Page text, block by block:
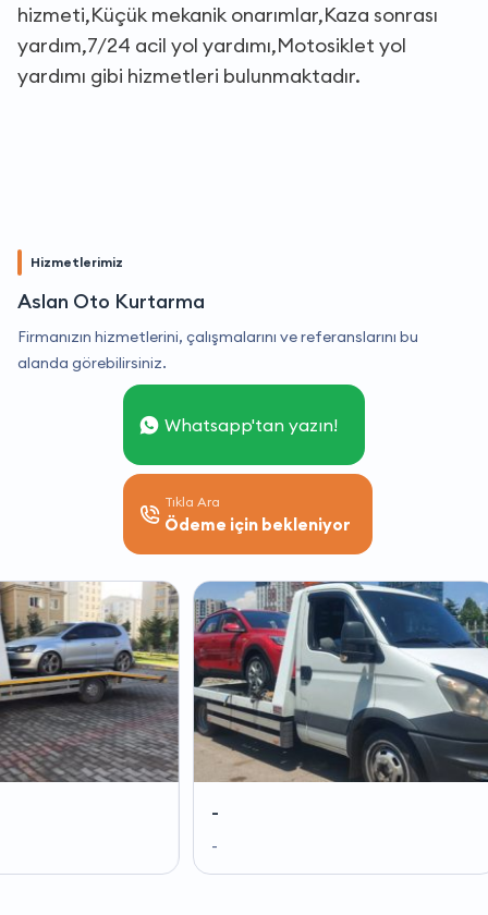
hizmeti,Küçük mekanik onarımlar,Kaza sonrası
yardım,7/24 acil yol yardımı,Motosiklet yol
yardımı gibi hizmetleri bulunmaktadır.
Hizmetlerimiz
Aslan Oto Kurtarma
Firmanızın hizmetlerini, çalışmalarını ve referanslarını bu
alanda görebilirsiniz.
Whatsapp'tan yazın!
Tıkla Ara
Ödeme için bekleniyor